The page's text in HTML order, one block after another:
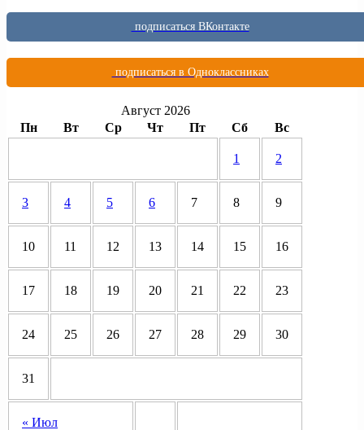
подписаться ВКонтакте
подписаться в Одноклассниках
Август 2026
Пн
Вт Ср Чт Пт Сб Вс
« Июл
1 2
3 4 5 6 7 8 9
10 11 12 13 14 15 16
17 18 19 20 21 22 23
24 25 26 27 28 29 30
31